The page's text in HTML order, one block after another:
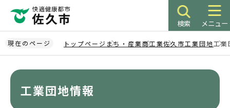
ペ
ー
ジ
検索 メニュー
現在のページ トップページ まち・産業商工業佐久市工業団地工業
工業団地情報